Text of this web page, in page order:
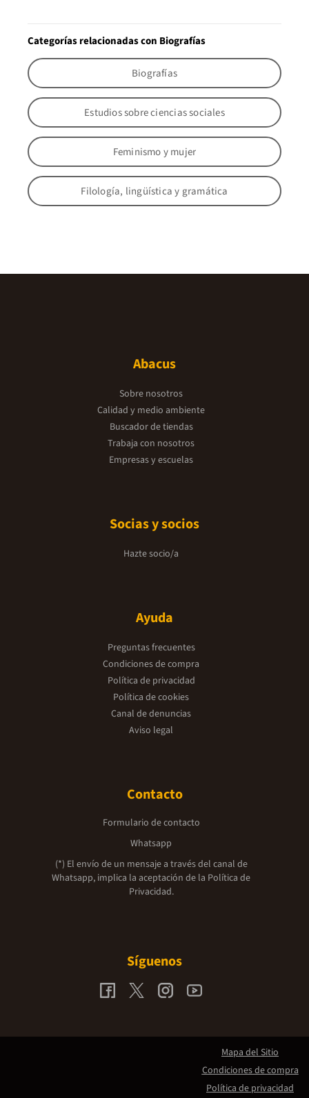
Categorías relacionadas con Biografías
Biografías
Estudios sobre ciencias sociales
Feminismo y mujer
Filología, lingüística y gramática
Abacus
Sobre nosotros
Calidad y medio ambiente
Buscador de tiendas
Trabaja con nosotros
Empresas y escuelas
Socias y socios
Hazte socio/a
Ayuda
Preguntas frecuentes
Condiciones de compra
Política de privacidad
Política de cookies
Canal de denuncias
Aviso legal
Contacto
Formulario de contacto
Whatsapp
(*) El envío de un mensaje a través del canal de
Whatsapp, implica la aceptación de la Política de
Privacidad.
Síguenos
Mapa del Sitio
Condiciones de compra
Política de privacidad